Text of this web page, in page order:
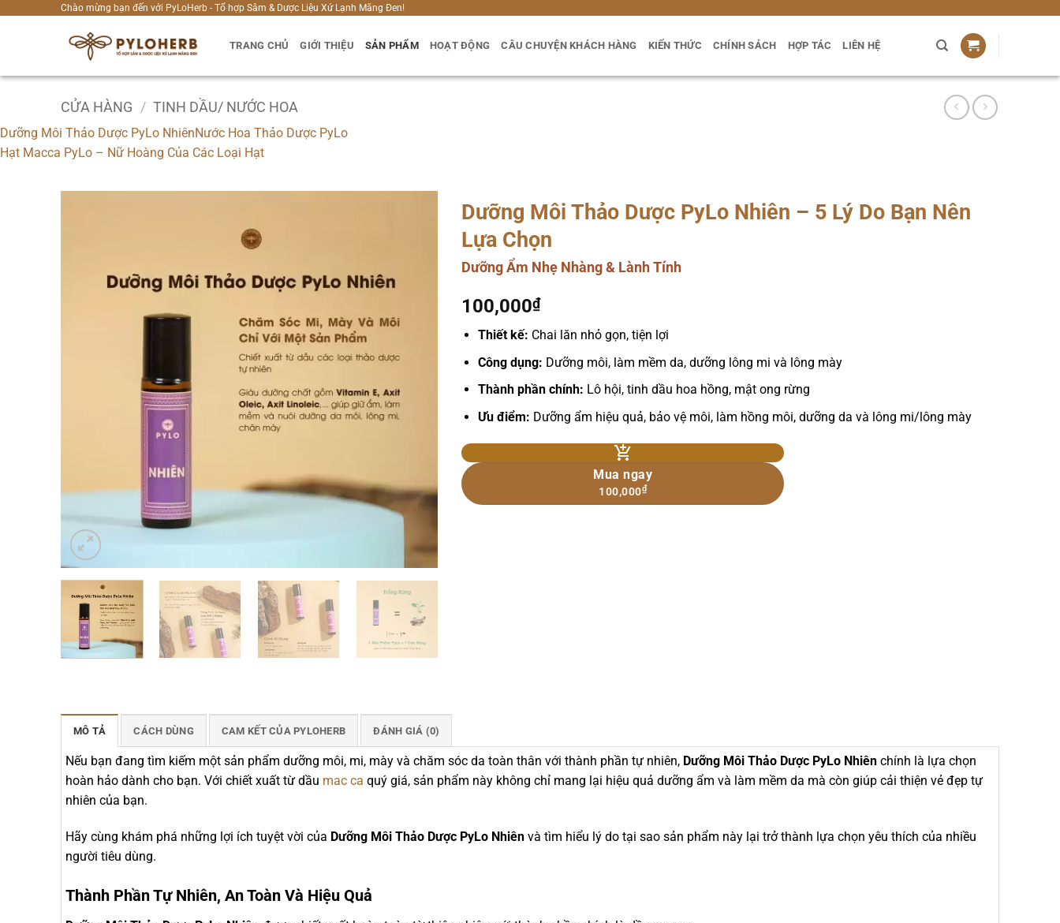
Chào mừng bạn đến với PyLoHerb - Tổ hợp Sâm & Dược Liệu Xứ Lạnh Măng Đen!
TRANG CHỦ GIỚI THIỆU SẢN PHẨM HOẠT ĐỘNG CÂU CHUYỆN KHÁCH HÀNG KIẾN THỨC CHÍNH SÁCH HỢP TÁC LIÊN HỆ
CỬA HÀNG / TINH DẦU/ NƯỚC HOA
Dưỡng Môi Thảo Dược PyLo NhiênNước Hoa Thảo Dược PyLo
Hạt Macca PyLo – Nữ Hoàng Của Các Loại Hạt
Dưỡng Môi Thảo Dược PyLo Nhiên – 5 Lý Do Bạn Nên
Lựa Chọn
Dưỡng Ẩm Nhẹ Nhàng & Lành Tính
100,000₫
Thiết kế: Chai lăn nhỏ gọn, tiện lợi
Công dụng: Dưỡng môi, làm mềm da, dưỡng lông mi và lông mày
Thành phần chính: Lô hội, tinh dầu hoa hồng, mật ong rừng
Ưu điểm: Dưỡng ẩm hiệu quả, bảo vệ môi, làm hồng môi, dưỡng da và lông mi/lông mày
Mua ngay
100,000₫
MÔ TẢ CÁCH DÙNG CAM KẾT CỦA PYLOHERB ĐÁNH GIÁ (0)
Nếu bạn đang tìm kiếm một sản phẩm dưỡng môi, mi, mày và chăm sóc da toàn thân với thành phần tự nhiên, Dưỡng Môi Thảo Dược PyLo Nhiên chính là lựa chọn
hoàn hảo dành cho bạn. Với chiết xuất từ dầu mac ca quý giá, sản phẩm này không chỉ mang lại hiệu quả dưỡng ẩm và làm mềm da mà còn giúp cải thiện vẻ đẹp tự
nhiên của bạn.
Hãy cùng khám phá những lợi ích tuyệt vời của Dưỡng Môi Thảo Dược PyLo Nhiên và tìm hiểu lý do tại sao sản phẩm này lại trở thành lựa chọn yêu thích của nhiều
người tiêu dùng.
Thành Phần Tự Nhiên, An Toàn Và Hiệu Quả